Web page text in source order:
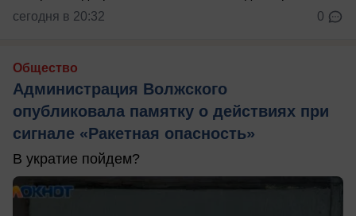
сегодня в 20:32 0
Общество
Администрация Волжского
опубликовала памятку о действиях при
сигнале «Ракетная опасность»
В укратие пойдем?